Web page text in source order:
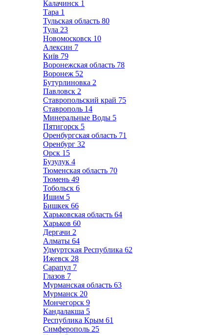
Калачинск 1
Тара 1
Тульская область 80
Тула 23
Новомосковск 10
Алексин 7
Київ 79
Воронежская область 78
Воронеж 52
Бутурлиновка 2
Павловск 2
Ставропольский край 75
Ставрополь 14
Минеральные Воды 5
Пятигорск 5
Оренбургская область 71
Оренбург 32
Орск 15
Бузулук 4
Тюменская область 70
Тюмень 49
Тобольск 6
Ишим 5
Бишкек 66
Харьковская область 64
Харьков 60
Дергачи 2
Алматы 64
Удмуртская Республика 62
Ижевск 28
Сарапул 7
Глазов 7
Мурманская область 63
Мурманск 20
Мончегорск 9
Кандалакша 5
Республика Крым 61
Симферополь 25